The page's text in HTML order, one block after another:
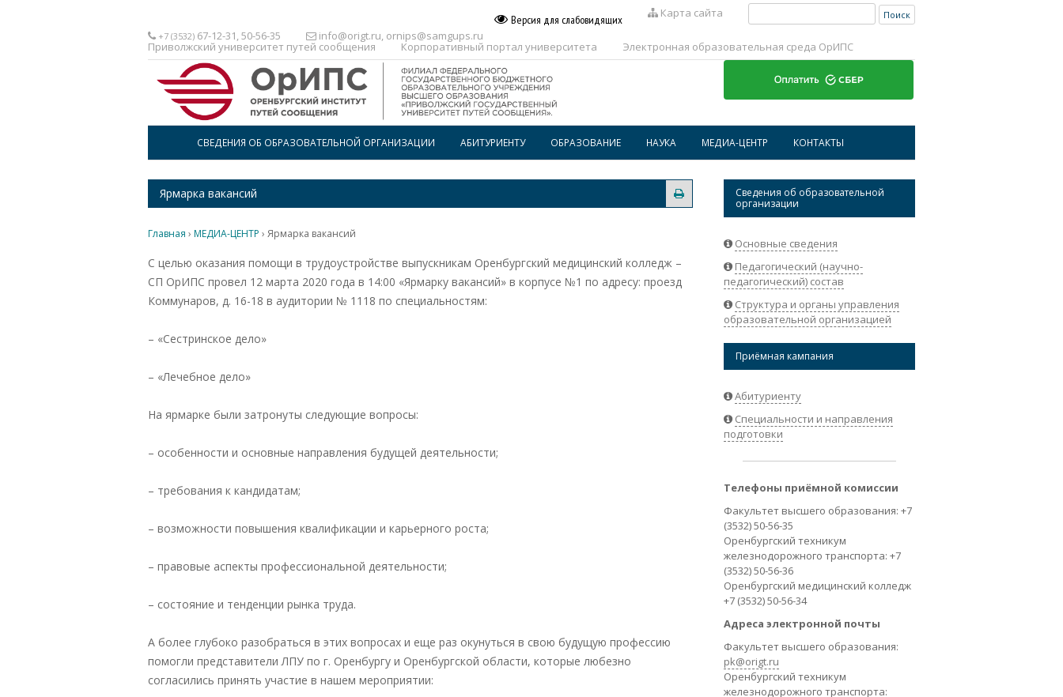
Версия для слабовидящих Карта сайта Найти:
+7 (3532) 67-12-31, 50-56-35 info@origt.ru, ornips@samgups.ru
Приволжский университет путей сообщения Корпоративный портал университета Электронная образовательная среда ОрИПС
СВЕДЕНИЯ ОБ ОБРАЗОВАТЕЛЬНОЙ ОРГАНИЗАЦИИ АБИТУРИЕНТУ ОБРАЗОВАНИЕ
ВОСПИТАТЕЛЬНАЯ РАБОТА
ОБРАЗОВАНИЕ
БИБЛИОТЕКА
НАУКА МЕДИА-ЦЕНТР
НОВОСТИ
СТУДЕНТАМ
НАУКА
КОНТАКТЫ
Ярмарка вакансий
Главная › МЕДИА-ЦЕНТР › Ярмарка вакансий
С целью оказания помощи в трудоустройстве выпускникам Оренбургский медицинский колледж –
СП ОрИПС провел 12 марта 2020 года в 14:00 «Ярмарку вакансий» в корпусе №1 по адресу: проезд
Коммунаров, д. 16-18 в аудитории № 1118 по специальностям:
– «Сестринское дело»
– «Лечебное дело»
На ярмарке были затронуты следующие вопросы:
– особенности и основные направления будущей деятельности;
– требования к кандидатам;
– возможности повышения квалификации и карьерного роста;
– правовые аспекты профессиональной деятельности;
– состояние и тенденции рынка труда.
А более глубоко разобраться в этих вопросах и еще раз окунуться в свою будущую профессию
помогли представители ЛПУ по г. Оренбургу и Оренбургской области, которые любезно
согласились принять участие в нашем мероприятии:
Сведения об образовательной
организации
Основные сведения
Педагогический (научно-
педагогический) состав
Структура и органы управления
образовательной организацией
Приёмная кампания
Абитуриенту
Специальности и направления
подготовки
Телефоны приёмной комиссии
Факультет высшего образования: +7
(3532) 50-56-35
Оренбургский техникум
железнодорожного транспорта: +7
(3532) 50-56-36
Оренбургский медицинский колледж
+7 (3532) 50-56-34
Адреса электронной почты
Факультет высшего образования:
pk@origt.ru
Оренбургский техникум
железнодорожного транспорта: